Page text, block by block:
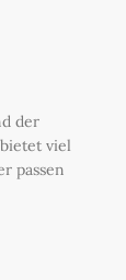
der
viel
passen